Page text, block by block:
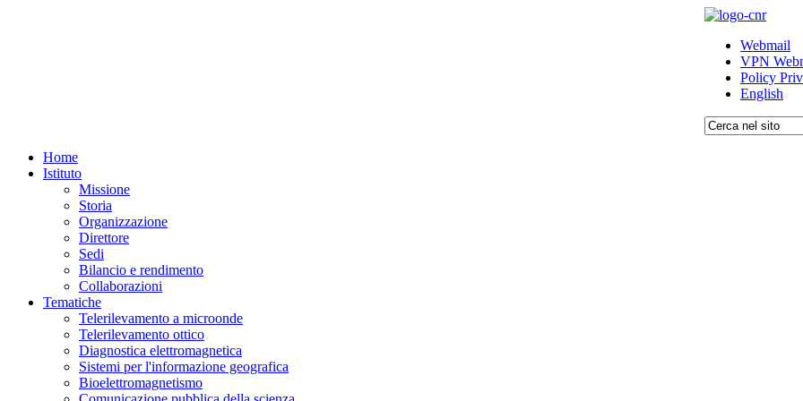
Webmail
VPN
Policy
English
Home
Istituto
Missione
Storia
Organizzazione
Direttore
Sedi
Bilancio e rendimento
Collaborazioni
Tematiche
Telerilevamento a microonde
Telerilevamento ottico
Diagnostica elettromagnetica
Sistemi per l'informazione geografica
Bioelettromagnetismo